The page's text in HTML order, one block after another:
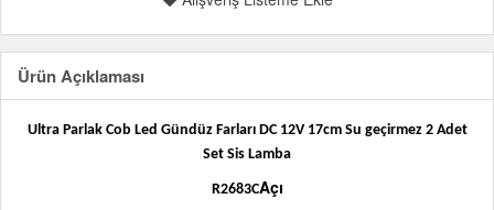
Ürün Açıklaması
Ultra Parlak Cob Led Gündüz Farları DC 12V 17cm Su geçirmez 2 Adet
Set Sis Lamba
R2683CAçı